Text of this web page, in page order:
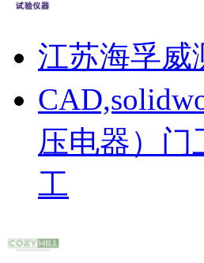
江苏海孚威
压电器） 门
工